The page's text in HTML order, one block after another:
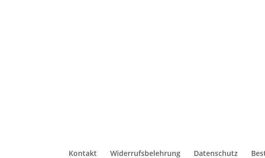
Kontakt Widerrufsbelehrung Datenschutz